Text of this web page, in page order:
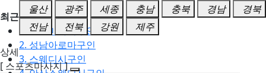
최근검색어
1. 일산마사지구인
2. 성남아로마구인
3. 스웨디시구인
울산
광주 세종 충남 충북 경남
경북
전남
전북 강원
제주
상세
[ 스포츠마사지 ]